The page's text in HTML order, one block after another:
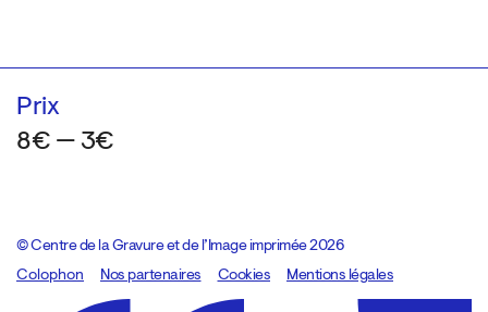
Prix
8€ — 3€
© Centre de la Gravure et de l’Image imprimée 2026
Colophon
Design:Marcel Kaczmarek, code:8080.studio
Nos partenaires Cookies Mentions légales